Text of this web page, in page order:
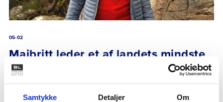
Samtykke Detaljer Om
05-02
Majbritt leder et af landets mindste
boligselskaber: ”Vi kan gøre tingene
anderledes”